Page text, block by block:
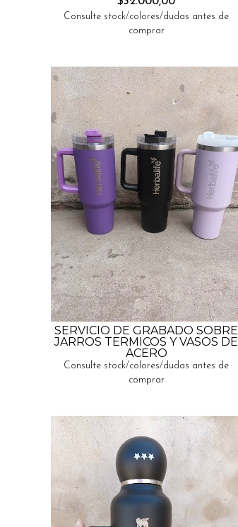
Consulte stock/colores/dudas antes de
comprar
SERVICIO DE GRABADO SOBRE
JARROS TERMICOS Y VASOS DE
ACERO
Consulte stock/colores/dudas antes de
comprar